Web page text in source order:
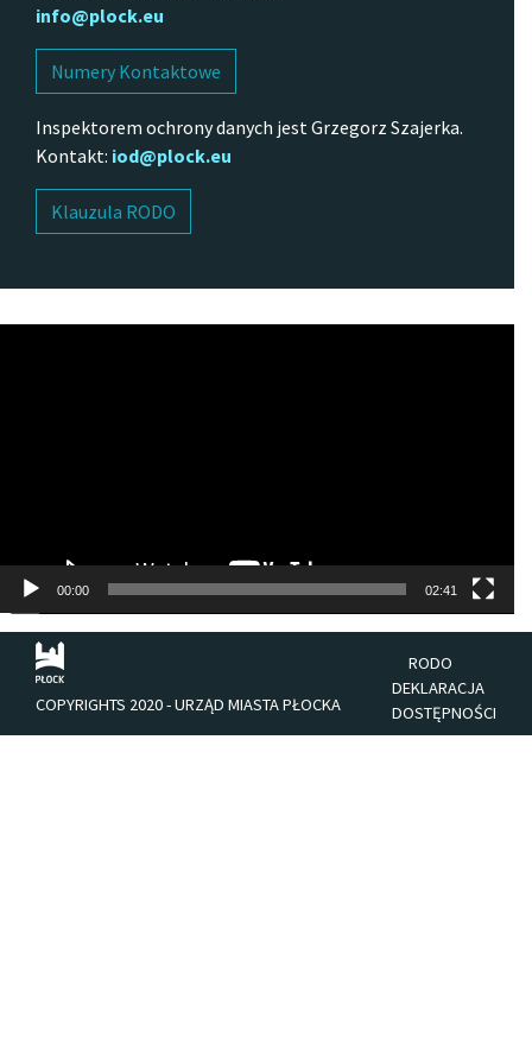
info@plock.eu
Numery Kontaktowe
Inspektorem ochrony danych jest Grzegorz Szajerka.
Kontakt: iod@plock.eu
Klauzula RODO
00:00 02:41
COPYRIGHTS 2020 - URZĄD MIASTA PŁOCKA
RODO
DEKLARACJA
DOSTĘPNOŚCI